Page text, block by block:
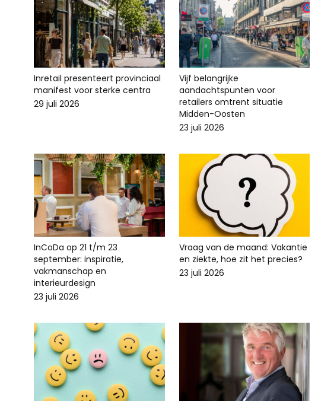
Inretail presenteert provinciaal
manifest voor sterke centra
29 juli 2026
Vijf belangrijke
aandachtspunten voor
retailers omtrent situatie
Midden-Oosten
23 juli 2026
InCoDa op 21 t/m 23
september: inspiratie,
vakmanschap en
interieurdesign
23 juli 2026
Vraag van de maand: Vakantie
en ziekte, hoe zit het precies?
23 juli 2026